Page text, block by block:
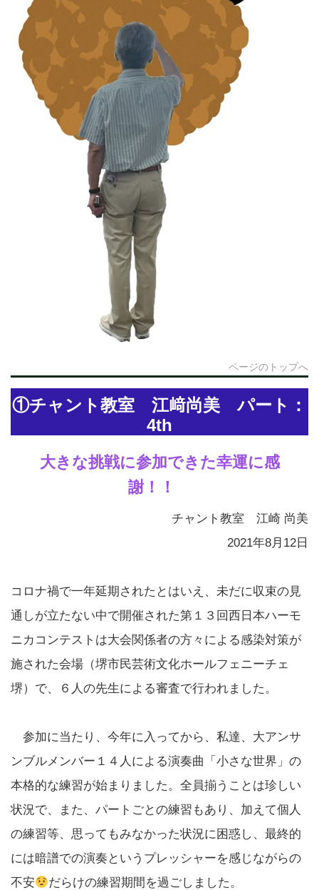
ページのトップへ
①チャント教室 江﨑尚美 パート：
4th
大きな挑戦に参加できた幸運に感
謝！！
チャント教室 江崎 尚美
2021年8月12日
コロナ禍で一年延期されたとはいえ、未だに収束の見
通しが立たない中で開催された第１３回西日本ハーモ
ニカコンテストは大会関係者の方々による感染対策が
施された会場（堺市民芸術文化ホールフェニーチェ
堺）で、６人の先生による審査で行われました。
参加に当たり、今年に入ってから、私達、大アンサ
ンブルメンバー１４人による演奏曲「小さな世界」の
本格的な練習が始まりました。全員揃うことは珍しい
状況で、また、パートごとの練習もあり、加えて個人
の練習等、思ってもみなかった状況に困惑し、最終的
には暗譜での演奏というプレッシャーを感じながらの
不安
だらけの練習期間を過ごしました。